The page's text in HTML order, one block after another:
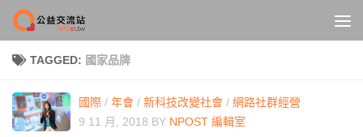
Skip to content
TAGGED: 國家品牌
國際 / 年會 / 新科技改變社會 / 網路社群經營
9 11 月, 2018 BY NPOST 編輯室